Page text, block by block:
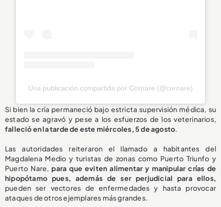
Una publicación compartida por Cornare (@cornare)
Si bien la cría permaneció bajo estricta supervisión médica, su
estado se agravó y pese a los esfuerzos de los veterinarios,
falleció en la tarde de este miércoles, 5 de agosto.
Las autoridades reiteraron el llamado a habitantes del
Magdalena Medio y turistas de zonas como Puerto Triunfo y
Puerto Nare, para que eviten alimentar y manipular crías de
hipopótamo pues, además de ser perjudicial para ellos,
pueden ser vectores de enfermedades y hasta provocar
ataques de otros ejemplares más grandes.